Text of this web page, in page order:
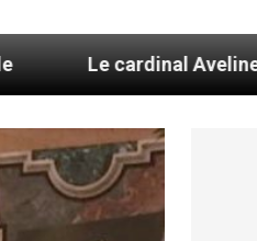
Aveline se confie :